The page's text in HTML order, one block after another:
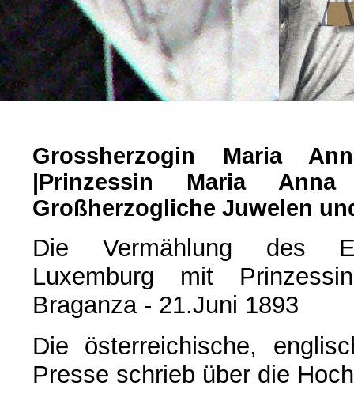
Grossherzogin Maria
|Prinzessin Maria
Großherzogliche Juwelen
Die Vermählung des
Luxemburg mit
Braganza - 21.Juni 1893
Die österreichische,
Presse schrieb über die